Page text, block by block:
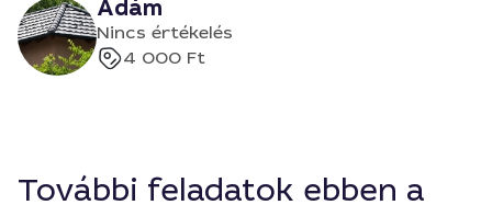
Ádám
Nincs értékelés
4 000 Ft
További feladatok ebben a